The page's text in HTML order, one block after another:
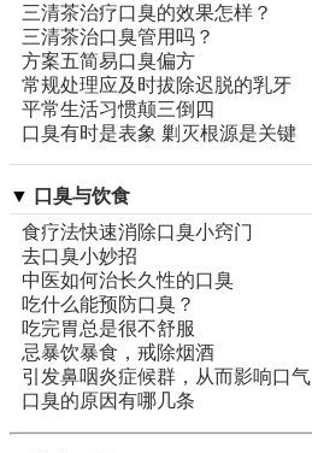
三清茶治疗口臭的效果怎样？
三清茶治口臭管用吗？
方案五简易口臭偏方
常规处理应及时拔除迟脱的乳牙
平常生活习惯颠三倒四
口臭有时是表象 剿灭根源是关键
▼ 口臭与饮食
食疗法快速消除口臭小窍门
去口臭小妙招
中医如何治长久性的口臭
吃什么能预防口臭？
吃完胃总是很不舒服
忌暴饮暴食，戒除烟酒
引发鼻咽炎症候群，从而影响口气
口臭的原因有哪几条